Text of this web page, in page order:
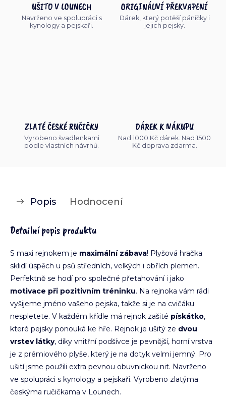
UŠITO V LOUNECH
Navrženo ve spolupráci s
kynology a pejskaři.
ORIGINÁLNÍ PŘEKVAPENÍ
Dárek, který potěší páníčky i
jejich pejsky.
ZLATÉ ČESKÉ RUČIČKY
Vyrobeno švadlenkami
podle vlastních návrhů.
DÁREK K NÁKUPU
Nad 1000 Kč dárek. Nad 1500
Kč doprava zdarma.
Popis Hodnocení
Detailní popis produktu
S maxi rejnokem je maximální zábava! Plyšová hračka
sklidí úspěch u psů středních, velkých i obřích plemen.
Perfektně se hodí pro společné přetahování i jako
motivace při pozitivním tréninku. Na rejnoka vám rádi
vyšijeme jméno vašeho pejska, takže si je na cvičáku
nespletete. V každém křídle má rejnok zašité pískátko,
které pejsky ponouká ke hře. Rejnok je ušitý ze dvou
vrstev látky, díky vnitřní podšívce je pevnější, horní vrstva
je z prémiového plyše, který je na dotyk velmi jemný. Pro
ušití jsme použili extra pevnou obuvnickou nit. Navrženo
ve spolupráci s kynology a pejskaři. Vyrobeno zlatýma
českýma ručičkama v Lounech.